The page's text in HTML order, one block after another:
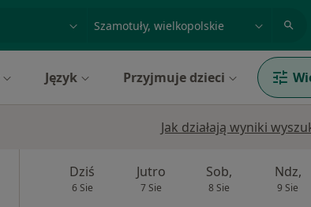
Język Przyjmuje dzieci
Jak działają wyniki
Dziś
6 Sie
Jutro
7 Sie
Sob,
8 Sie
Ndz,
9 Sie